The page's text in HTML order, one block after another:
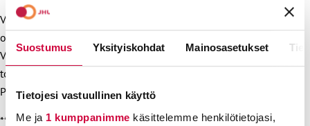
Suostumus Yksityiskohdat Mainosasetukset
Tietojesi vastuullinen käyttö
Me ja 1 kumppanimme käsittelemme henkilötietojasi,
Vastuullisuussertifikaateissa on eroja, ja Reilu kauppa on
olemassa olevista kuitenkin parhaimmasta päästä.
Vastuullisuussertifioitu tuote on myös mitä suurimmalla
todennäköisyydellä vastuullisempi kuin sertifioimaton.
Pidetään työehdoista huolta myös hankinnoissa!
***